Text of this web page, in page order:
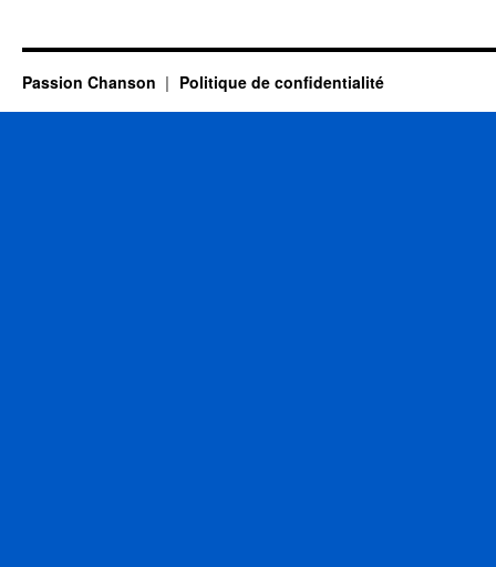
Passion Chanson Politique de confidentialité